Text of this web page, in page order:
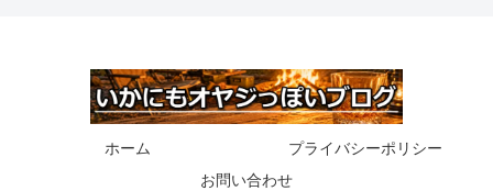
ホーム
プライバシーポリシー
お問い合わせ